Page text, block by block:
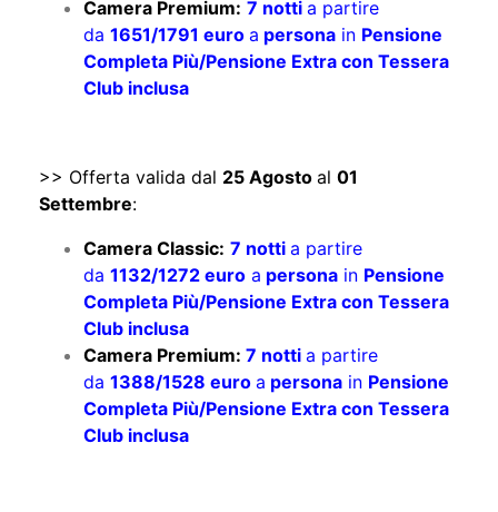
Camera Premium: 7 notti a partire
da 1651/1791 euro a persona in Pensione
Completa Più/Pensione Extra con Tessera
Club inclusa
>> Offerta valida dal 25 Agosto al 01
Settembre:
Camera Classic: 7 notti a partire
da 1132/1272 euro a persona in Pensione
Completa Più/Pensione Extra con Tessera
Club inclusa
Camera Premium: 7 notti a partire
da 1388/1528 euro a persona in Pensione
Completa Più/Pensione Extra con Tessera
Club inclusa